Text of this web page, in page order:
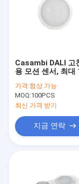
Casambi DALI 고
용 모션 센서, 최대
적합
가격:협상 가능
MOQ:100PCS
최신 가격 받기
지금 연락